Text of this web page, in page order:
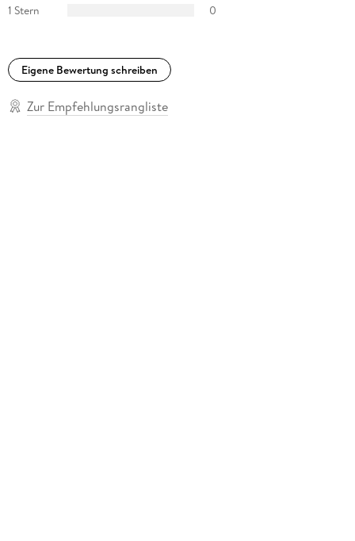
1 Stern
0
Eigene Bewertung schreiben
Zur Empfehlungsrangliste